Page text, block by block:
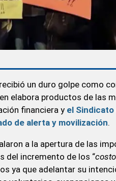
un duro golpe como
elabora productos de las
financiera y el Sindicato
de alerta y movilización.
a la apertura de las
del incremento de los “
ya que adelantar su